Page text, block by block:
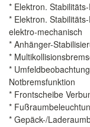
* Elektron.
* Elektron.
elektro-mechanisch
* Anhänger-
*
*
Notbremsfunktion
* Frontscheibe
*
* Gepäck-/